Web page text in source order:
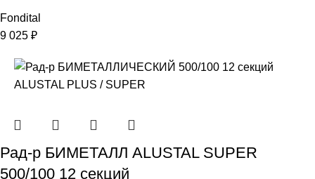
Fondital
9 025 ₽
Рад-р БИМЕТАЛЛ ALUSTAL SUPER
500/100 12 секций